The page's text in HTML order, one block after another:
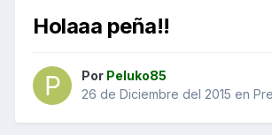
Holaaa peña!!
Por Peluko85
26 de Diciembre del 2015 en